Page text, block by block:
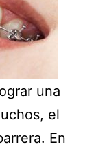
una
el
En